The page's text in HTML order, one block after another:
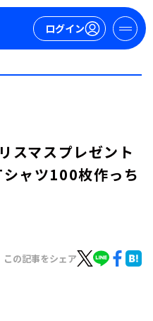
ログイン
スマスプレゼント
シャツ100枚作っち
この記事をシェア